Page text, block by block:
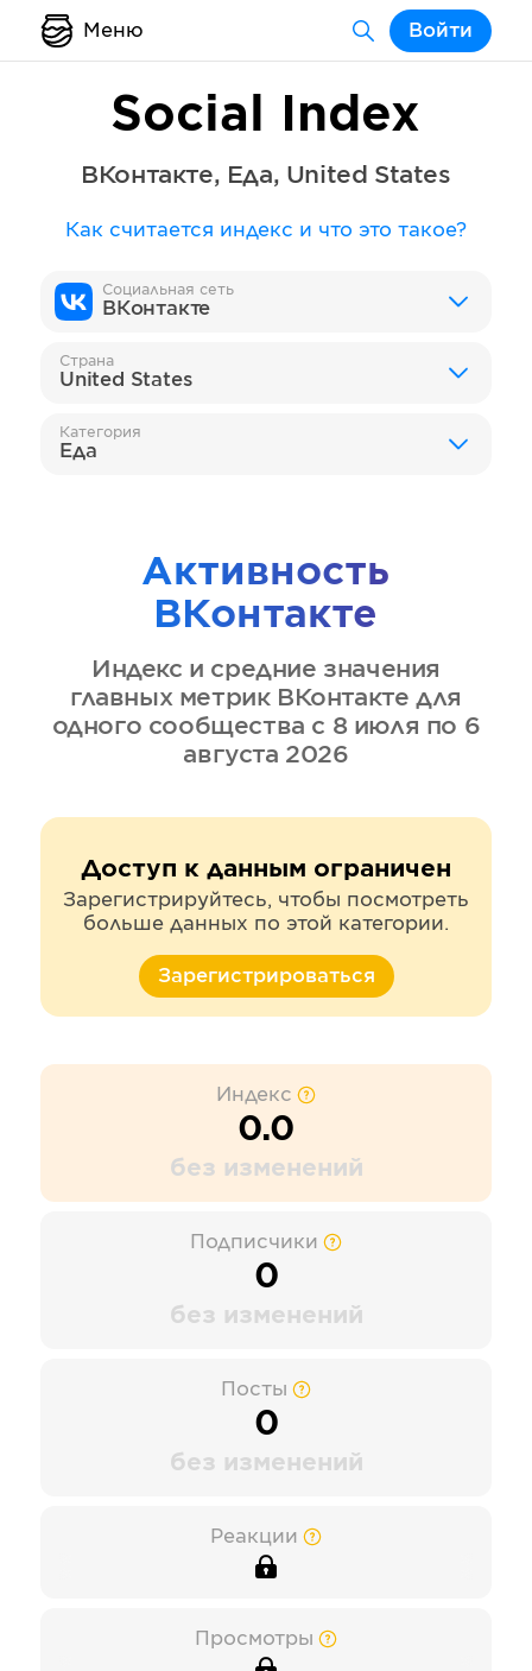
Меню Войти
Social Index
ВКонтакте, Еда, United States
Как считается индекс и что это такое?
Социальная сеть
ВКонтакте
Страна
United States
Категория
Еда
Активность
ВКонтакте
Индекс и средние значения
главных метрик ВКонтакте для
одного сообщества с 8 июля по 6
августа 2026
Доступ к данным ограничен
Зарегистрируйтесь, чтобы посмотреть
больше данных по этой категории.
Зарегистрироваться
Индекс
0.0
без изменений
Подписчики
0
без изменений
Посты
0
без изменений
Реакции
Просмотры